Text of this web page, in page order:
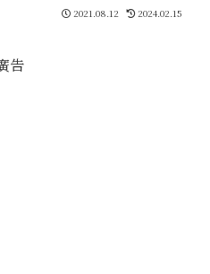
情首發位置：和醫生戀愛的日常：
2021.08.12 2024.02.15
告